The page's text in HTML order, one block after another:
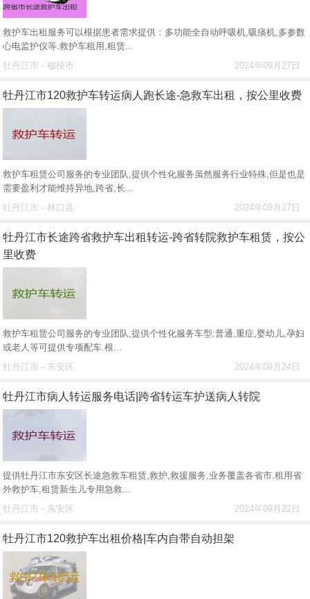
救护车出租服务可以根据患者需求提供：多功能全自动呼吸机,吸痰机,多参数
心电监护仪等.救护车租用,租赁...
2024年09月27日
牡丹江市 - 穆棱市
牡丹江市120救护车转运病人跑长途-急救车出租，按公里收费
救护车租赁公司服务的专业团队,提供个性化服务虽然服务行业特殊,但是也是
需要盈利才能维持异地,跨省,长...
2024年09月27日
牡丹江市 - 林口县
牡丹江市长途跨省救护车出租转运-跨省转院救护车租赁，按公
里收费
救护车租赁公司服务的专业团队,提供个性化服务车型:普通,重症,婴幼儿,孕妇
或老人等可提供专项配车.根...
2024年09月24日
牡丹江市 - 东安区
牡丹江市病人转运服务电话|跨省转运车护送病人转院
提供牡丹江市东安区长途急救车租赁,救护,救援服务,业务覆盖各省市.租用省
外救护车,租赁新生儿专用急救...
2024年09月22日
牡丹江市 - 东安区
牡丹江市120救护车出租价格|车内自带自动担架